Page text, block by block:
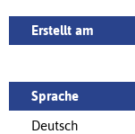
Erstellt am
Sprache
Deutsch